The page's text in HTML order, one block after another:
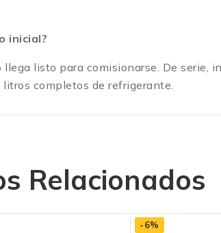
inicial?
listo para comisionarse. De serie,
completos de refrigerante.
Relacionados
-6%